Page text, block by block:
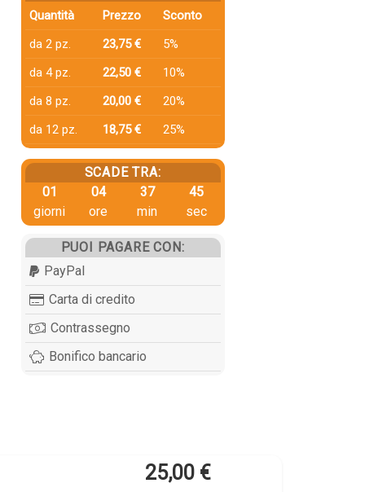
Quantità
Prezzo
Sconto
da 2 pz.
23,75 €
5%
da 4 pz.
22,50 €
10%
da 8 pz.
20,00 €
20%
da 12 pz.
18,75 € 25%
SCADE TRA:
01
giorni
04
ore
37
min
45
sec
PUOI PAGARE CON:
PayPal
Carta di credito
Contrassegno
Bonifico bancario
25,00 €